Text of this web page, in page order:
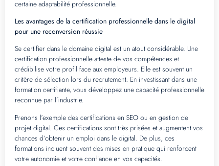
certaine adaptabilité professionnelle.
Les avantages de la certification professionnelle dans le digital
pour une reconversion réussie
Se certifier dans le domaine digital est un atout considérable. Une
certification professionnelle atteste de vos compétences et
crédibilise votre profil face aux employeurs. Elle est souvent un
critère de sélection lors du recrutement. En investissant dans une
formation certifiante, vous développez une capacité professionnelle
reconnue par l’industrie.
Prenons l’exemple des certifications en SEO ou en gestion de
projet digital. Ces certifications sont très prisées et augmentent vos
chances d’obtenir un emploi dans le digital. De plus, ces
formations incluent souvent des mises en pratique qui renforcent
votre autonomie et votre confiance en vos capacités.